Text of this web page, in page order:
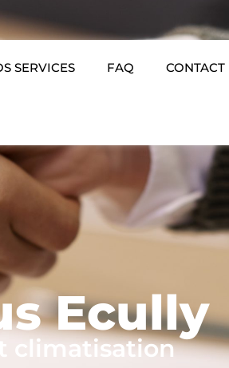
SERVICES FAQ CONTACT
Ecully
climatisation